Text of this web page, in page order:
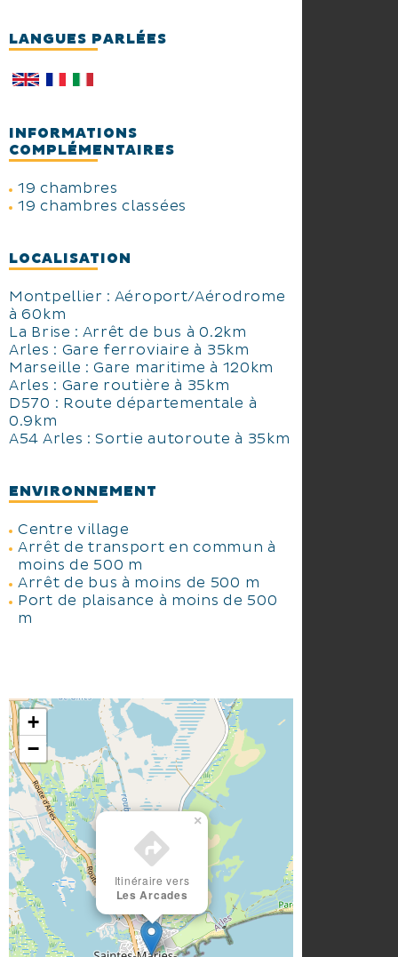
LANGUES PARLÉES
INFORMATIONS
COMPLÉMENTAIRES
19 chambres
19 chambres classées
LOCALISATION
Montpellier : Aéroport/Aérodrome
à 60km
La Brise : Arrêt de bus à 0.2km
Arles : Gare ferroviaire à 35km
Marseille : Gare maritime à 120km
Arles : Gare routière à 35km
D570 : Route départementale à
0.9km
A54 Arles : Sortie autoroute à 35km
ENVIRONNEMENT
Centre village
Arrêt de transport en commun à
moins de 500 m
Arrêt de bus à moins de 500 m
Port de plaisance à moins de 500
m
Itinéraire vers
Les Arcades
×
+
−